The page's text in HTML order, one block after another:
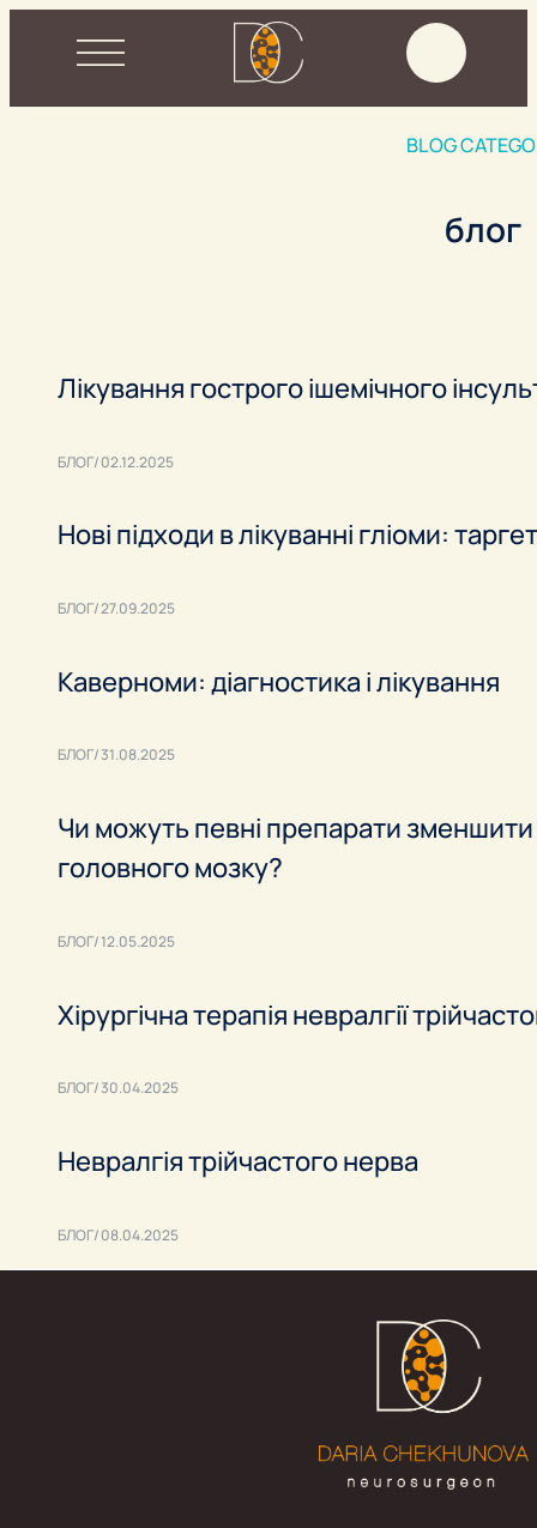
BLOG
блог
Лікування гострого ішемічного
БЛОГ 02.12.2025
Нові підходи в лікуванні гліоми:
БЛОГ 27.09.2025
Каверноми: діагностика і лікування
БЛОГ 31.08.2025
Чи можуть певні препарати
головного мозку?
БЛОГ 12.05.2025
Хірургічна терапія невралгії
БЛОГ 30.04.2025
Невралгія трійчастого нерва
БЛОГ 08.04.2025